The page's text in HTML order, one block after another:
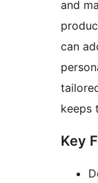
and
can
keeps
Key